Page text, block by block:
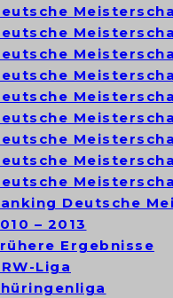
Deutsche
– 2013
Ergebnisse
Liga